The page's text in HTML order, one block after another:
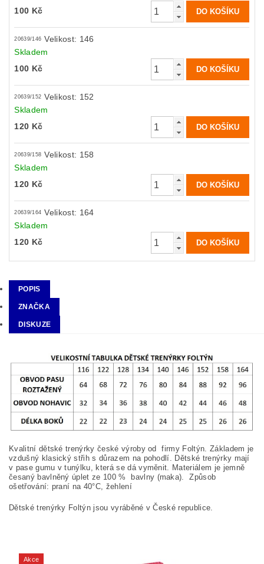
100 Kč
20639/146 Velikost: 146
Skladem
100 Kč
20639/152 Velikost: 152
Skladem
120 Kč
20639/158 Velikost: 158
Skladem
120 Kč
20639/164 Velikost: 164
Skladem
120 Kč
POPIS
ZNAČKA
DISKUZE
Kvalitní dětské trenýrky české výroby od firmy Foltýn. Základem je
vzdušný klasický střih s důrazem na pohodlí. Dětské trenýrky mají
v pase gumu v tunýlku, která se dá vyměnit. Materiálem je jemně
česaný bavlněný úplet ze 100 %
bavlny (maka). Způsob
ošetřování: praní na 40°C, žehlení
Dětské trenýrky Foltýn jsou vyráběné v České republice.
Akce